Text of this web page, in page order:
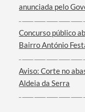
Filtros
anunciada pelo
Concurso público
Bairro António
Aviso: Corte no
Aldeia da Serra